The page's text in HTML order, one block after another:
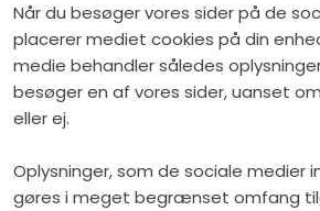
Når du besøger vores sider på de
placerer mediet cookies på din
medie behandler således
besøger en af vores sider, uanset
eller ej.
Oplysninger, som de sociale medier
gøres i meget begrænset omfang